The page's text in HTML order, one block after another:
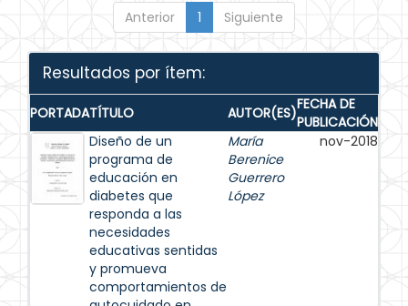
Anterior 1 Siguiente
Resultados por ítem:
PORTADATÍTULO AUTOR(ES)FECHA DE
PUBLICACIÓN
Diseño de un
programa de
educación en
diabetes que
responda a las
necesidades
educativas sentidas
y promueva
comportamientos de
María
Berenice
Guerrero
López
nov-2018